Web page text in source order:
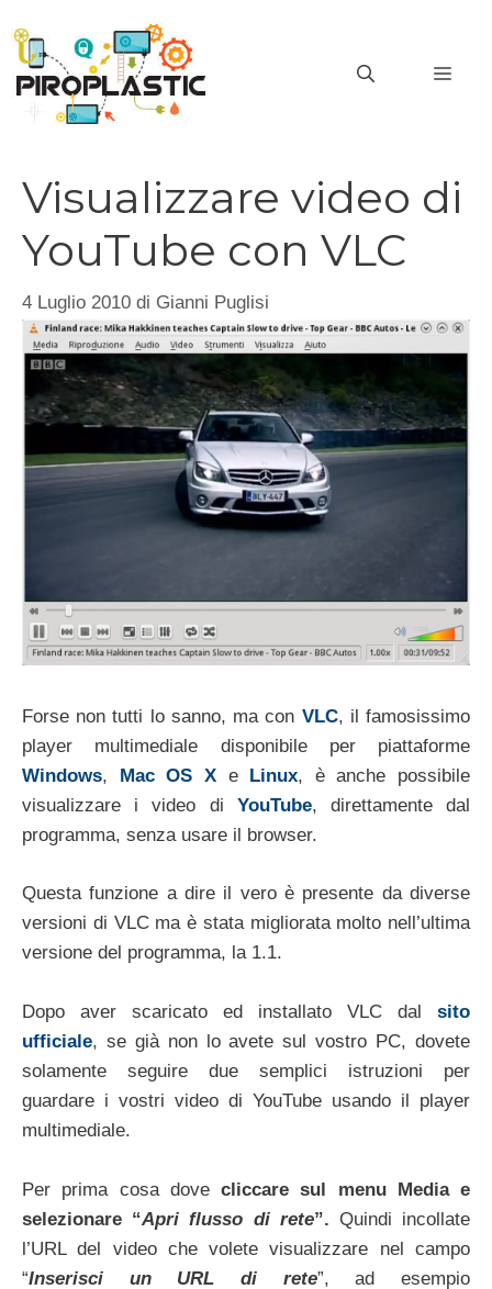
contenuto
Visualizzare video di
YouTube con VLC
4 Luglio 2010 di Gianni Puglisi
Forse non tutti lo sanno, ma con VLC, il famosissimo
player multimediale disponibile per piattaforme
Windows, Mac OS Xe Linux, è anche possibile
visualizzare i video di YouTube, direttamente dal
programma, senza usare il browser.
Questa funzione a dire il vero è presente da diverse
versioni di VLC ma è stata migliorata molto nell’ultima
versione del programma, la 1.1.
Dopo aver scaricato ed installato VLC dal sito
ufficiale, se già non lo avete sul vostro PC, dovete
solamente seguire due semplici istruzioni per
guardare i vostri video di YouTube usando il player
multimediale.
Per prima cosa dove cliccare sul menu Media e
selezionare “Apri flusso di rete”. Quindi incollate
l’URL del video che volete visualizzare nel campo
“Inserisci un URL di rete”, ad esempio